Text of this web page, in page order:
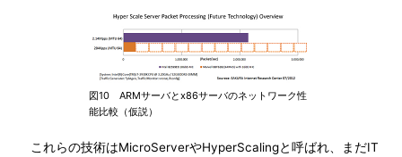
図10 ARMサーバとx86サーバのネットワーク性
能比較（仮説）
これらの技術はMicroServerやHyperScalingと呼ばれ、まだIT